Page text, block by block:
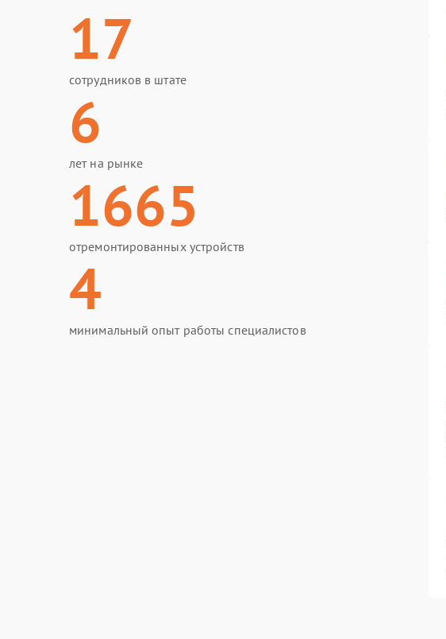
17
сотрудников в штате
6
лет на рынке
1665
отремонтированных устройств
4
минимальный опыт работы специалистов